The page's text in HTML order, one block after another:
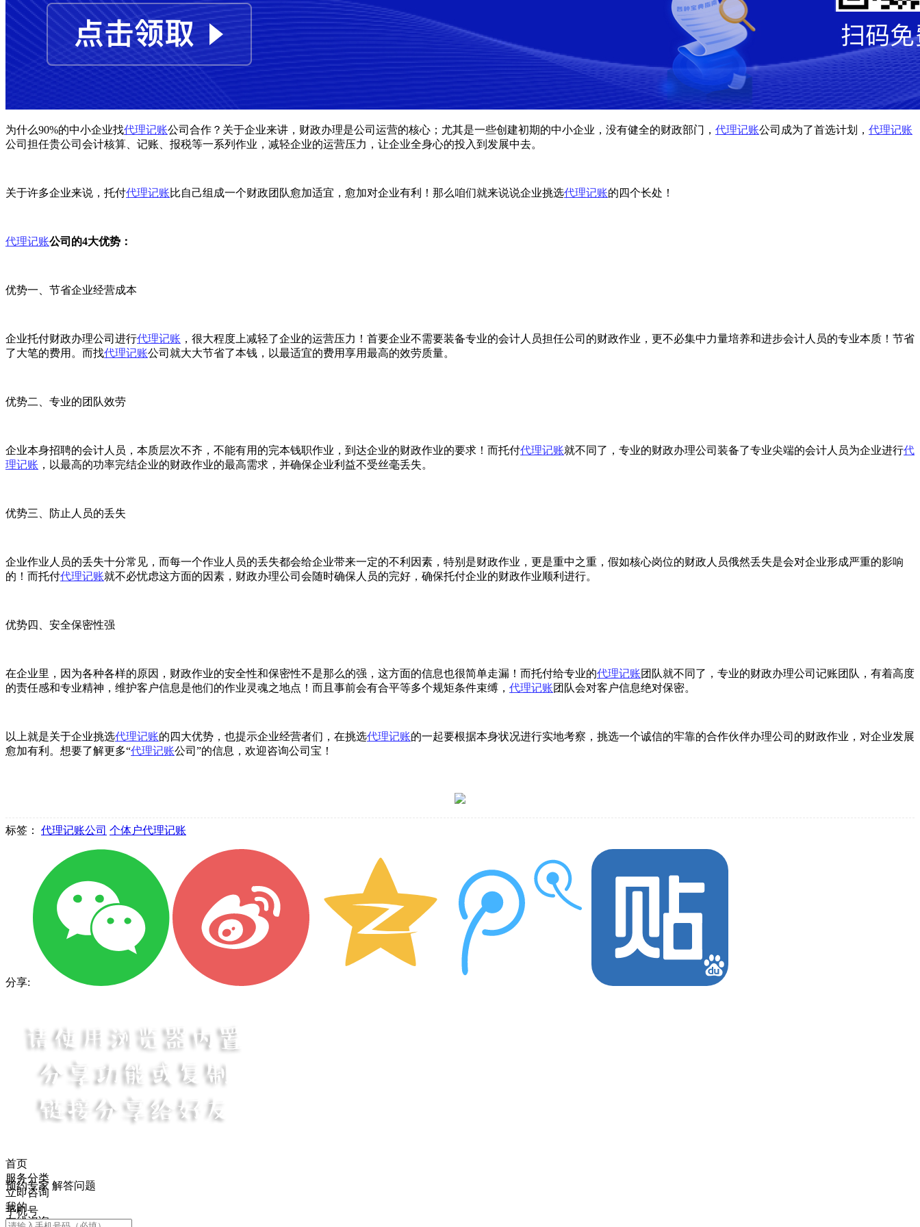
为什么90%的中小企业找代理记账公司合作？关于企业来讲，财政办理是公司运营的核心；尤其是一些创建初期的中小企业，没有健全的财政部门， 代理记账公司成为了首选计划， 代理记账
公司担任贵公司会计核算、记账、报税等一系列作业，减轻企业的运营压力，让企业全身心的投入到发展中去。
关于许多企业来说，托付代理记账比自己组成一个财政团队愈加适宜，愈加对企业有利！那么咱们就来说说企业挑选代理记账的四个长处！
代理记账公司的4大优势：
优势一、节省企业经营成本
企业托付财政办理公司进行代理记账 ，很大程度上减轻了企业的运营压力！首要企业不需要装备专业的会计人员担任公司的财政作业，更不必集中力量培养和进步会计人员的专业本质！节省
了大笔的费用。而找代理记账公司就大大节省了本钱，以最适宜的费用享用最高的效劳质量。
优势二、专业的团队效劳
企业本身招聘的会计人员，本质层次不齐，不能有用的完本钱职作业，到达企业的财政作业的要求！而托付代理记账就不同了，专业的财政办理公司装备了专业尖端的会计人员为企业进行代
理记账 ，以最高的功率完结企业的财政作业的最高需求，并确保企业利益不受丝毫丢失。
优势三、防止人员的丢失
企业作业人员的丢失十分常见，而每一个作业人员的丢失都会给企业带来一定的不利因素，特别是财政作业，更是重中之重，假如核心岗位的财政人员俄然丢失是会对企业形成严重的影响
的！而托付代理记账就不必忧虑这方面的因素，财政办理公司会随时确保人员的完好，确保托付企业的财政作业顺利进行。
优势四、安全保密性强
在企业里，因为各种各样的原因，财政作业的安全性和保密性不是那么的强，这方面的信息也很简单走漏！而托付给专业的代理记账团队就不同了，专业的财政办理公司记账团队，有着高度
的责任感和专业精神，维护客户信息是他们的作业灵魂之地点！而且事前会有合平等多个规矩条件束缚， 代理记账团队会对客户信息绝对保密。
以上就是关于企业挑选代理记账的四大优势，也提示企业经营者们，在挑选代理记账的一起要根据本身状况进行实地考察，挑选一个诚信的牢靠的合作伙伴办理公司的财政作业，对企业发展
愈加有利。想要了解更多“代理记账公司”的信息，欢迎咨询公司宝！
标签： 代理记账公司 个体户代理记账
分享:
首页
服务分类
立即咨询
我的
在线咨询
预约专家 解答问题
手机号